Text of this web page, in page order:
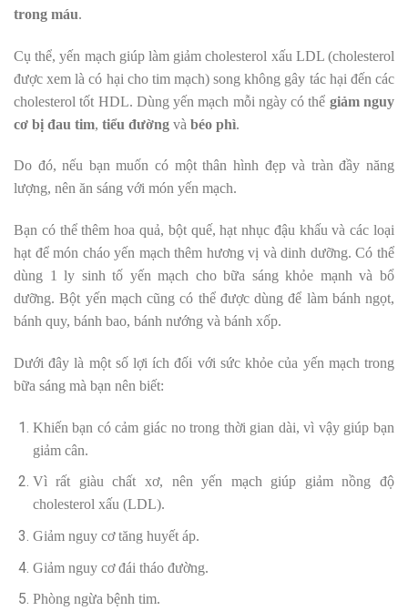
trong máu.
Cụ thể, yến mạch giúp làm giảm cholesterol xấu LDL (cholesterol
được xem là có hại cho tim mạch) song không gây tác hại đến các
cholesterol tốt HDL. Dùng yến mạch mỗi ngày có thể giảm nguy
cơ bị đau tim, tiểu đường và béo phì.
Do đó, nếu bạn muốn có một thân hình đẹp và tràn đầy năng
lượng, nên ăn sáng với món yến mạch.
Bạn có thể thêm hoa quả, bột quế, hạt nhục đậu khấu và các loại
hạt để món cháo yến mạch thêm hương vị và dinh dưỡng. Có thể
dùng 1 ly sinh tố yến mạch cho bữa sáng khỏe mạnh và bổ
dưỡng. Bột yến mạch cũng có thể được dùng để làm bánh ngọt,
bánh quy, bánh bao, bánh nướng và bánh xốp.
Dưới đây là một số lợi ích đối với sức khỏe của yến mạch trong
bữa sáng mà bạn nên biết:
Khiến bạn có cảm giác no trong thời gian dài, vì vậy giúp bạn
giảm cân.
Vì rất giàu chất xơ, nên yến mạch giúp giảm nồng độ
cholesterol xấu (LDL).
Giảm nguy cơ tăng huyết áp.
Giảm nguy cơ đái tháo đường.
Phòng ngừa bệnh tim.